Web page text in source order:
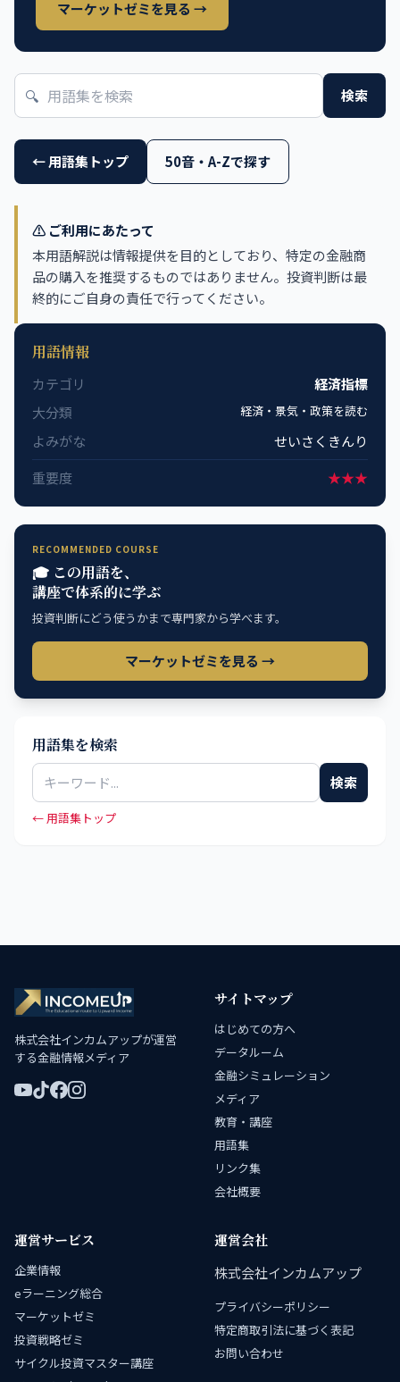
マーケットゼミを見る →
🔍 検索
← 用語集トップ 50音・A-Zで探す
⚠️ ご利用にあたって
本用語解説は情報提供を目的としており、特定の金融商
品の購入を推奨するものではありません。投資判断は最
終的にご自身の責任で行ってください。
用語情報
カテゴリ
経済指標
大分類
経済・景気・政策を読む
よみがな
せいさくきんり
重要度
★★★
RECOMMENDED COURSE
🎓 この用語を、
講座で体系的に学ぶ
投資判断にどう使うかまで専門家から学べます。
マーケットゼミを見る →
用語集を検索
検索
← 用語集トップ
株式会社インカムアップが運営
する金融情報メディア
サイトマップ
はじめての方へ
データルーム
金融シミュレーション
メディア
教育・講座
用語集
リンク集
会社概要
運営サービス
企業情報
eラーニング総合
マーケットゼミ
投資戦略ゼミ
サイクル投資マスター講座
運営会社
株式会社インカムアップ
プライバシーポリシー
特定商取引法に基づく表記
お問い合わせ